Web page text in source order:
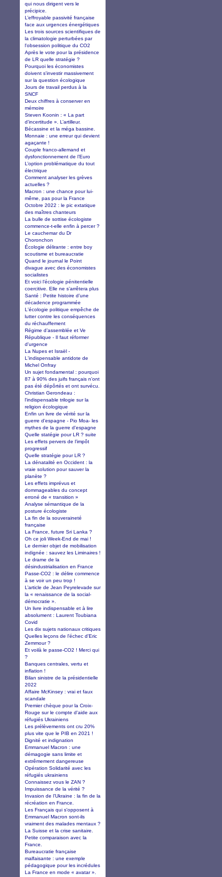
qui nous dirigent vers le
précipice.
L’effroyable passivité française
face aux urgences énergétiques
Les trois sources scientifiques de
la climatologie perturbées par
l'obsession politique du CO2
Après le vote pour la présidence
de LR quelle stratégie ?
Pourquoi les économistes
doivent s'investir massivement
sur la question écologique
Jours de travail perdus à la
SNCF
Deux chiffres à conserver en
mémoire
Steven Koonin : « La part
d’incertitude ». L’artilleur.
Bécassine et la méga bassine.
Monnaie : une erreur qui devient
agaçante !
Couple franco-allemand et
dysfonctionnement de l’Euro
L’option problématique du tout
électrique
Comment analyser les grèves
actuelles ?
Macron : une chance pour lui-
même, pas pour la France
Octobre 2022 : le pic extatique
des maîtres chanteurs
La bulle de sottise écologiste
commence-t-elle enfin à percer ?
Le cauchemar du Dr
Choronchon
Écologie délirante : entre boy
scoutisme et bureaucratie
Quand le journal le Point
divague avec des économistes
socialistes
Et voici l’écologie pénitentielle
coercitive. Elle ne s’arrêtera plus
Santé : Petite histoire d’une
décadence programmée
L'écologie politique empêche de
lutter contre les conséquences
du réchauffement
Régime d’assemblée et Ve
République - Il faut réformer
d'urgence
La Nupes et Israël -
L'indispensable antidote de
Michel Onfray
Un sujet fondamental : pourquoi
87 à 90% des juifs français n'ont
pas été dépôrtés et ont survécu.
Christian Gerondeau :
l'indispensable trilogie sur la
religion écologique
Enfin un livre de vérité sur la
guerre d'espagne - Pio Moa- les
mythes de la guerre d'espagne
Quelle statégie pour LR ? suite
Les effets pervers de l’impôt
progressif
Quelle stratégie pour LR ?
La dénatalité en Occident : la
vraie solution pour sauver la
planète ?
Les effets imprévus et
dommageables du concept
erroné de « transition »
Analyse sémantique de la
posture écologiste
La fin de la souveraineté
française
La France, future Sri Lanka ?
Oh ce joli Week-End de mai !
Le dernier objet de mobilisation
indignée : sauvez les Liminaires !
Le drame de la
désindustrialisation en France
Passe-CO2 : le délire commence
à se voir un peu trop !
L’article de Jean Peyrelevade sur
la « renaissance de la social-
démocratie ».
Un livre indispensable et à lire
absolument : Laurent Toubiana
Covid
Les dix sujets nationaux critiques
Quelles leçons de l'échec d'Eric
Zemmour ?
Et voilà le passe-CO2 ! Merci qui
?
Banques centrales, vertu et
inflation !
Bilan sinistre de la présidentielle
2022
Affaire McKinsey : vrai et faux
scandale
Premier chèque pour la Croix-
Rouge sur le compte d'aide aux
réfugiés Ukrainiens
Les prélèvements ont cru 20%
plus vite que le PIB en 2021 !
Dignité et indignation
Emmanuel Macron : une
démagogie sans limite et
extrêmement dangereuse
Opération Solidarité avec les
réfugiés ukrainiens
Connaissez vous le ZAN ?
Impuissance de la vérité ?
Invasion de l’Ukraine : la fin de la
récréation en France.
Les Français qui s'opposent à
Emmanuel Macron sont-ils
vraiment des malades mentaux ?
La Suisse et la crise sanitaire.
Petite comparaison avec la
France.
Bureaucratie française
malfaisante : une exemple
pédagogique pour les incrédules
La France en mode « avatar ».